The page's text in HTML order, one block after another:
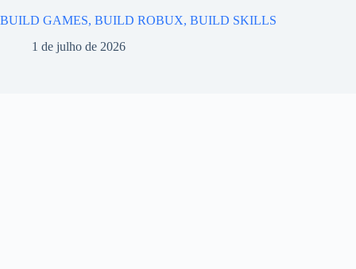
BUILD GAMES, BUILD ROBUX, BUILD SKILLS
1 de julho de 2026